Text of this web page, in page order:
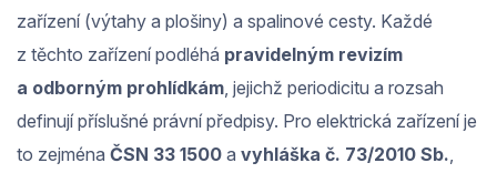
zařízení (výtahy a plošiny) a spalinové cesty. Každé
z těchto zařízení podléhá pravidelným revizím
a odborným prohlídkám, jejichž periodicitu a rozsah
definují příslušné právní předpisy. Pro elektrická zařízení je
to zejména ČSN 33 1500 a vyhláška č. 73/2010 Sb.,